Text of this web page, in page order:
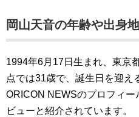
岡山天音の年齢や出身
1994年6月17日生まれ、東京
点では31歳で、誕生日を迎え
ORICON NEWSのプロフィ
ビューと紹介されています。